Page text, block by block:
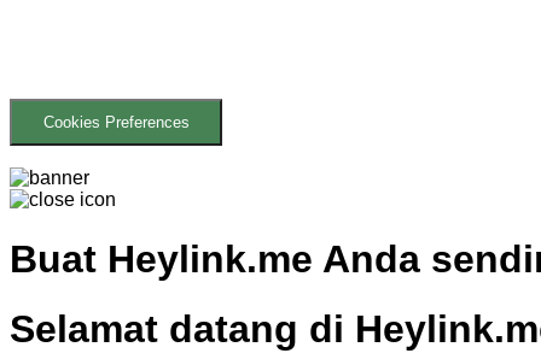
Cookies Preferences
Buat Heylink.me Anda
Selamat datang di